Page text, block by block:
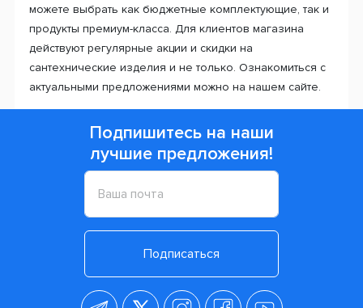
можете выбрать как бюджетные комплектующие, так и
продукты премиум-класса. Для клиентов магазина
действуют регулярные акции и скидки на
сантехнические изделия и не только. Ознакомиться с
актуальными предложениями можно на нашем сайте.
Подпишитесь на наши
лучшие предложения!
Подписаться